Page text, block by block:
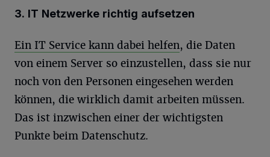
3. IT Netzwerke richtig aufsetzen
Ein IT Service kann dabei helfen, die Daten
von einem Server so einzustellen, dass sie nur
noch von den Personen eingesehen werden
können, die wirklich damit arbeiten müssen.
Das ist inzwischen einer der wichtigsten
Punkte beim Datenschutz.